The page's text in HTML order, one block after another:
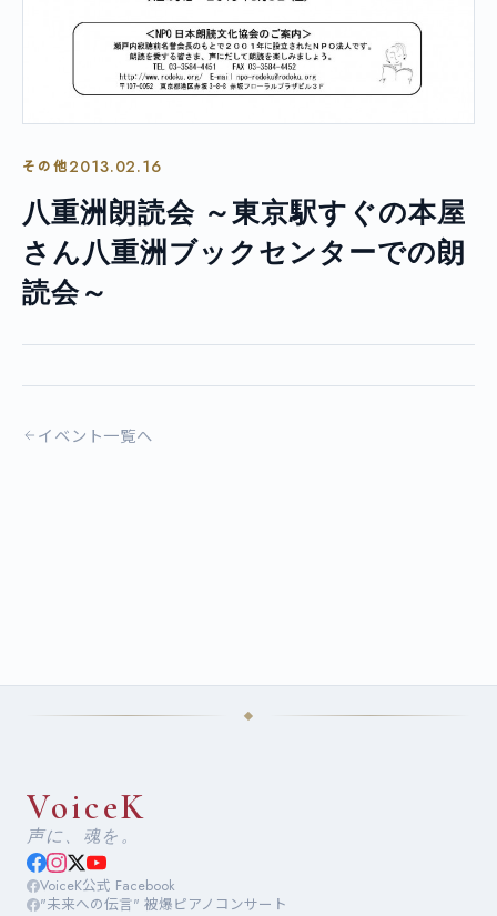
その他2013.02.16
八重洲朗読会 ～東京駅すぐの本屋
さん八重洲ブックセンターでの朗
読会～
イベント一覧へ
VoiceK
声に、魂を。
VoiceK公式 Facebook
"未来への伝言" 被爆ピアノコンサート